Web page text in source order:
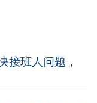
接班人问题，